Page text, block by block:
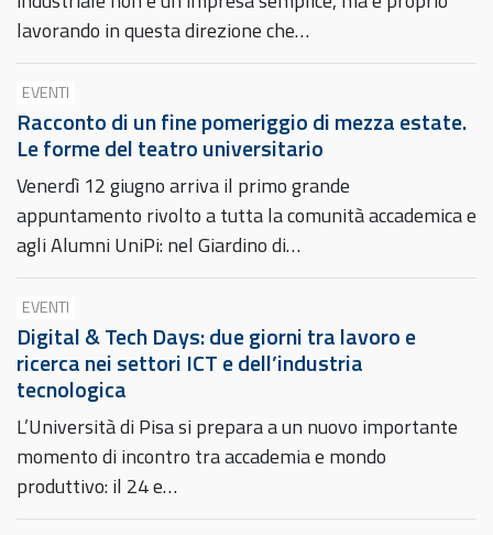
lavorando in questa direzione che…
EVENTI
Racconto di un fine pomeriggio di mezza estate.
Le forme del teatro universitario
Venerdì 12 giugno arriva il primo grande
appuntamento rivolto a tutta la comunità accademica e
agli Alumni UniPi: nel Giardino di…
EVENTI
Digital & Tech Days: due giorni tra lavoro e
ricerca nei settori ICT e dell’industria
tecnologica
L’Università di Pisa si prepara a un nuovo importante
momento di incontro tra accademia e mondo
produttivo: il 24 e…